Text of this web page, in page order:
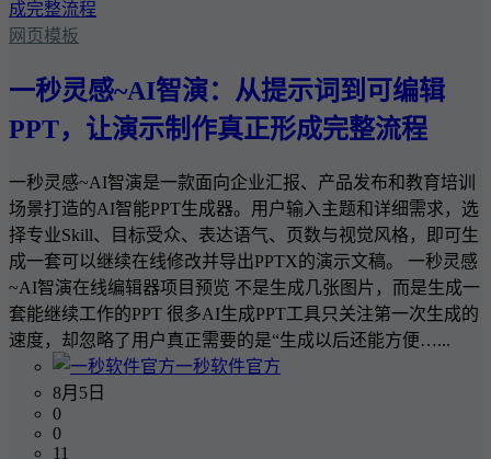
网页模板
一秒灵感~AI智演：从提示词到可编辑
PPT，让演示制作真正形成完整流程
一秒灵感~AI智演是一款面向企业汇报、产品发布和教育培训
场景打造的AI智能PPT生成器。用户输入主题和详细需求，选
择专业Skill、目标受众、表达语气、页数与视觉风格，即可生
成一套可以继续在线修改并导出PPTX的演示文稿。 一秒灵感
~AI智演在线编辑器项目预览 不是生成几张图片，而是生成一
套能继续工作的PPT 很多AI生成PPT工具只关注第一次生成的
速度，却忽略了用户真正需要的是“生成以后还能方便…...
一秒软件官方
8月5日
0
0
11